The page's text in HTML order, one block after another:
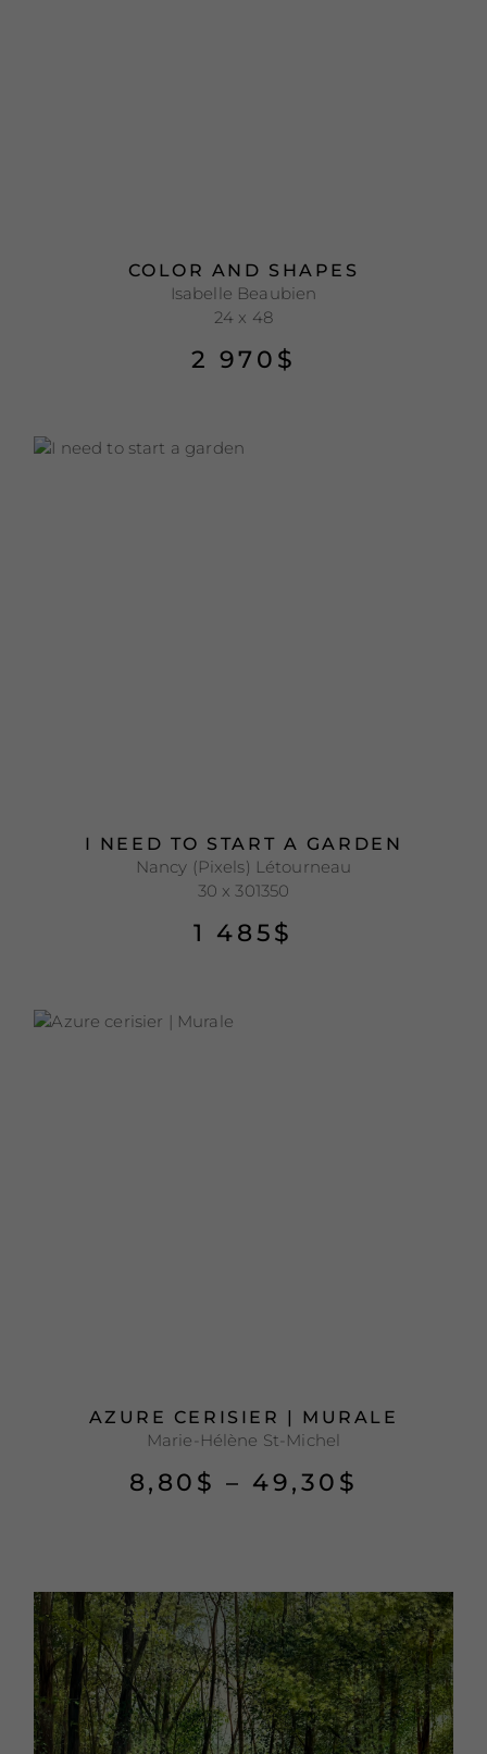
COLOR AND SHAPES
Isabelle Beaubien
24 x 48
2 970 $
I NEED TO START A GARDEN
Nancy (Pixels) Létourneau
30 x 301350
1 485$
AZURE CERISIER | MURALE
Marie-Hélène St-Michel
8,80 $ – 49,30 $